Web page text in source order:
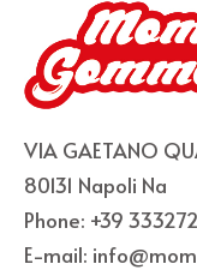
VIA GAETANO
80131 Napoli Na
Phone: +39
E-mail: